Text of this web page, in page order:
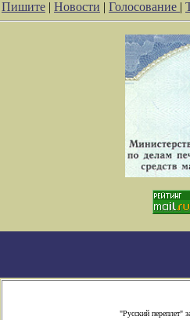
Пишите | Новости | Голосование |
"Русский переплет"